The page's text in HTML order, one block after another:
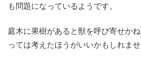
も問題になっているようです。
庭木に果樹があると獣を呼び寄せか
っては考えたほうがいいかもしれませ